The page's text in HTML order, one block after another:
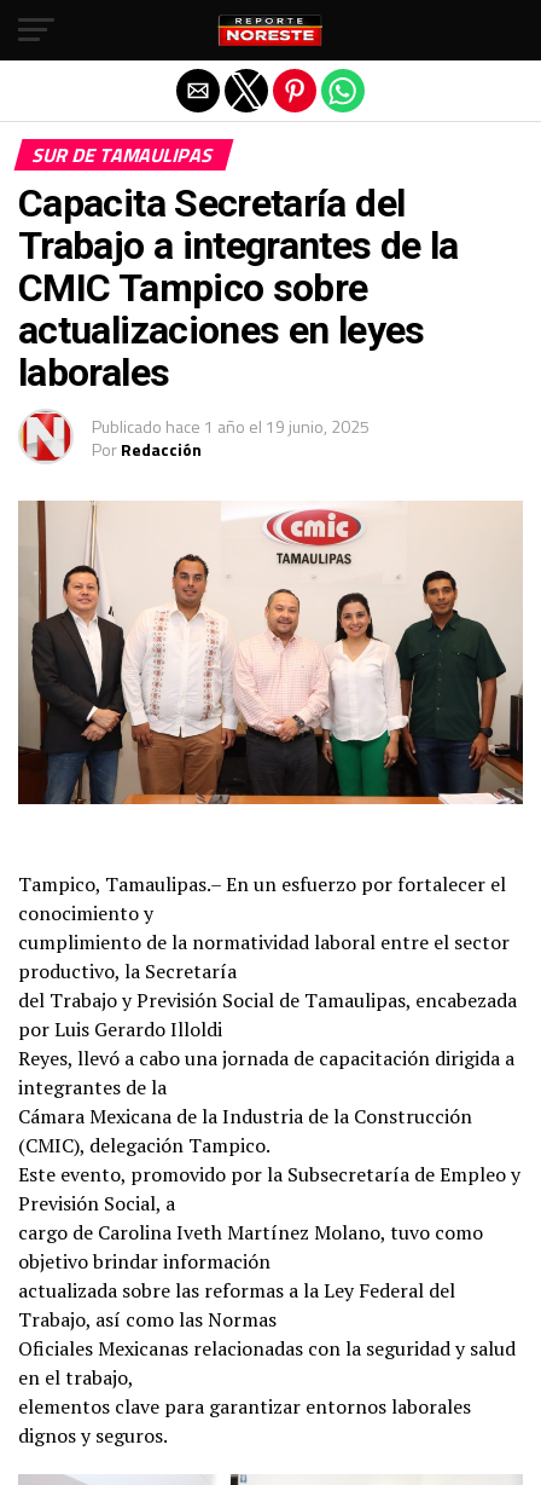
SUR DE TAMAULIPAS
Capacita Secretaría del
Trabajo a integrantes de la
CMIC Tampico sobre
actualizaciones en leyes
laborales
Publicado hace 1 año el 19 junio, 2025
PorRedacción
Tampico, Tamaulipas.– En un esfuerzo por fortalecer el
conocimiento y
cumplimiento de la normatividad laboral entre el sector
productivo, la Secretaría
del Trabajo y Previsión Social de Tamaulipas, encabezada
por Luis Gerardo Illoldi
Reyes, llevó a cabo una jornada de capacitación dirigida a
integrantes de la
Cámara Mexicana de la Industria de la Construcción
(CMIC), delegación Tampico.
Este evento, promovido por la Subsecretaría de Empleo y
Previsión Social, a
cargo de Carolina Iveth Martínez Molano, tuvo como
objetivo brindar información
actualizada sobre las reformas a la Ley Federal del
Trabajo, así como las Normas
Oficiales Mexicanas relacionadas con la seguridad y salud
en el trabajo,
elementos clave para garantizar entornos laborales
dignos y seguros.
Salir de la versión móvil